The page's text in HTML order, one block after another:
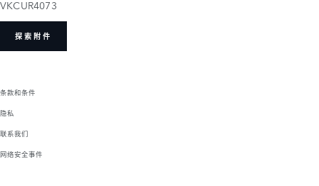
VKCUR4073
探索附件
条款和条件
隐私
联系我们
网络安全事件